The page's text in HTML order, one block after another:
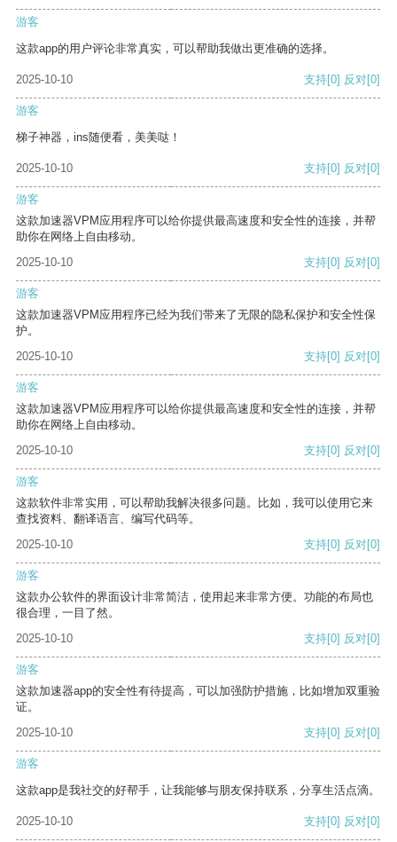
游客
这款app的用户评论非常真实，可以帮助我做出更准确的选择。
2025-10-10 支持[0] 反对[0]
游客
梯子神器，ins随便看，美美哒！
2025-10-10 支持[0] 反对[0]
游客
这款加速器VPM应用程序可以给你提供最高速度和安全性的连接，并帮
助你在网络上自由移动。
2025-10-10
支持[0] 反对[0]
游客
这款加速器VPM应用程序已经为我们带来了无限的隐私保护和安全性保
护。
2025-10-10
支持[0] 反对[0]
游客
这款加速器VPM应用程序可以给你提供最高速度和安全性的连接，并帮
助你在网络上自由移动。
2025-10-10
支持[0] 反对[0]
游客
这款软件非常实用，可以帮助我解决很多问题。比如，我可以使用它来
查找资料、翻译语言、编写代码等。
2025-10-10
支持[0] 反对[0]
游客
这款办公软件的界面设计非常简洁，使用起来非常方便。功能的布局也
很合理，一目了然。
2025-10-10
支持[0] 反对[0]
游客
这款加速器app的安全性有待提高，可以加强防护措施，比如增加双重验
证。
2025-10-10
支持[0] 反对[0]
游客
这款app是我社交的好帮手，让我能够与朋友保持联系，分享生活点滴。
2025-10-10 支持[0] 反对[0]